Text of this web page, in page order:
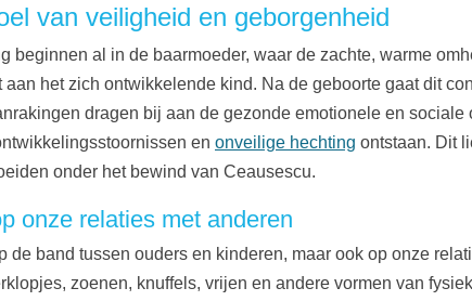
van veiligheid en geborgenheid
beginnen al in de baarmoeder, waar de zachte, warme
het zich ontwikkelende kind. Na de geboorte gaat dit
dragen bij aan de gezonde emotionele en
en onveilige hechting ontstaan. Dit
onder het bewind van Ceausescu.
onze relaties met anderen
de band tussen ouders en kinderen, maar ook op onze
zoenen, knuffels, vrijen en andere vormen van